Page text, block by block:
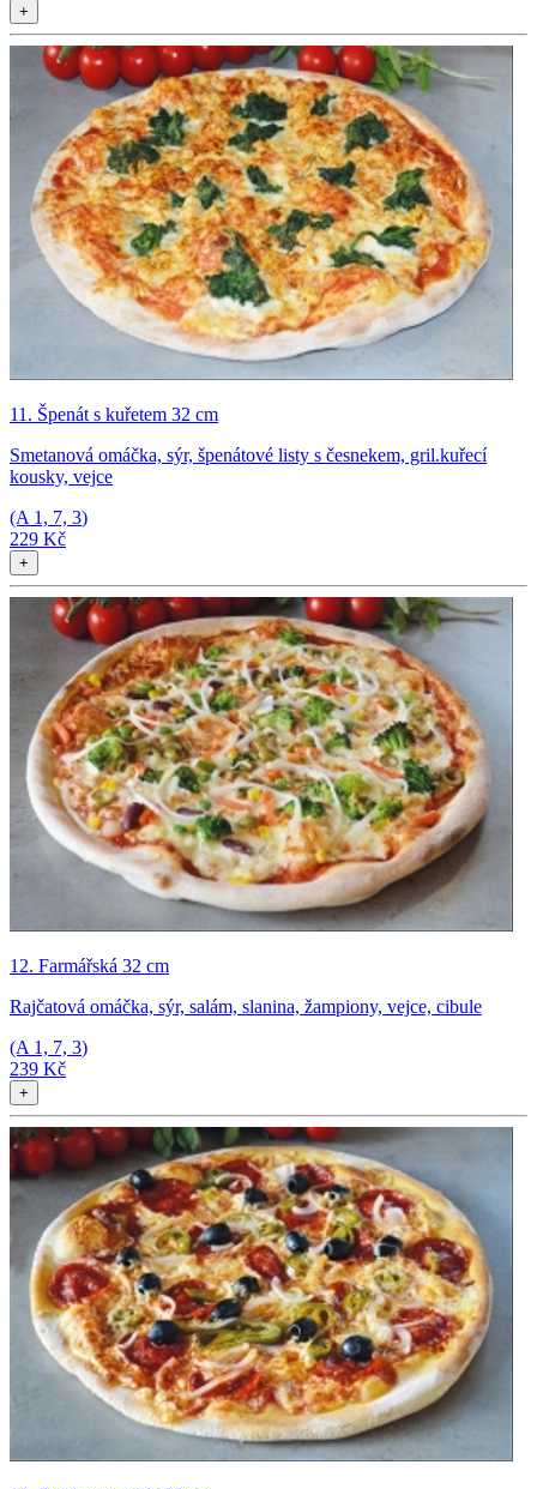
+
11. Špenát s kuřetem 32 cm
Smetanová omáčka, sýr, špenátové listy s česnekem, gril.kuřecí
kousky, vejce
(A 1, 7, 3)
229 Kč
+
12. Farmářská 32 cm
Rajčatová omáčka, sýr, salám, slanina, žampiony, vejce, cibule
(A 1, 7, 3)
239 Kč
+